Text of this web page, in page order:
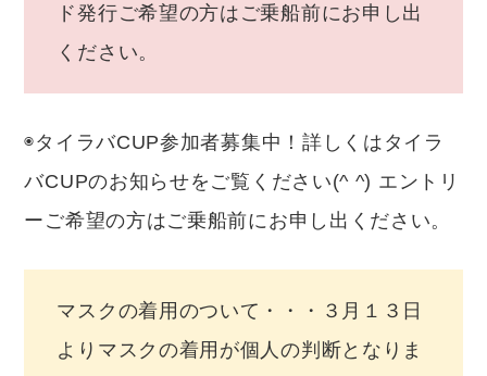
ド発行ご希望の方はご乗船前にお申し出
ください。
◉タイラバCUP参加者募集中！詳しくはタイラ
バCUPのお知らせをご覧ください(^ ^) エントリ
ーご希望の方はご乗船前にお申し出ください。
マスクの着用のついて・・・３月１３日
よりマスクの着用が個人の判断となりま